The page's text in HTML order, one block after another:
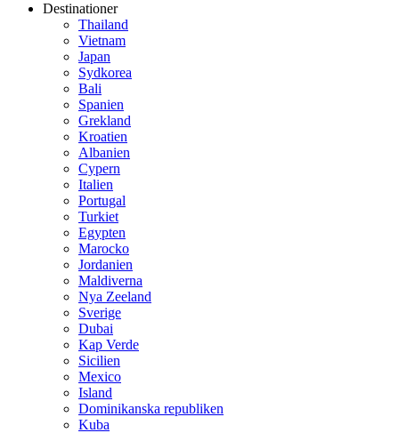
Destinationer
Thailand
Vietnam
Japan
Sydkorea
Bali
Spanien
Grekland
Kroatien
Albanien
Cypern
Italien
Portugal
Turkiet
Egypten
Marocko
Jordanien
Maldiverna
Nya Zeeland
Sverige
Dubai
Kap Verde
Sicilien
Mexico
Island
Dominikanska republiken
Kuba